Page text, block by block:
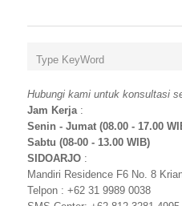
Hubungi kami untuk konsultasi
Jam Kerja:
Senin - Jumat (08.00 - 17.00
Sabtu (08-00 - 13.00 WIB)
SIDOARJO :
Mandiri Residence F6 No. 8
Telpon : +62 31 9989 0038